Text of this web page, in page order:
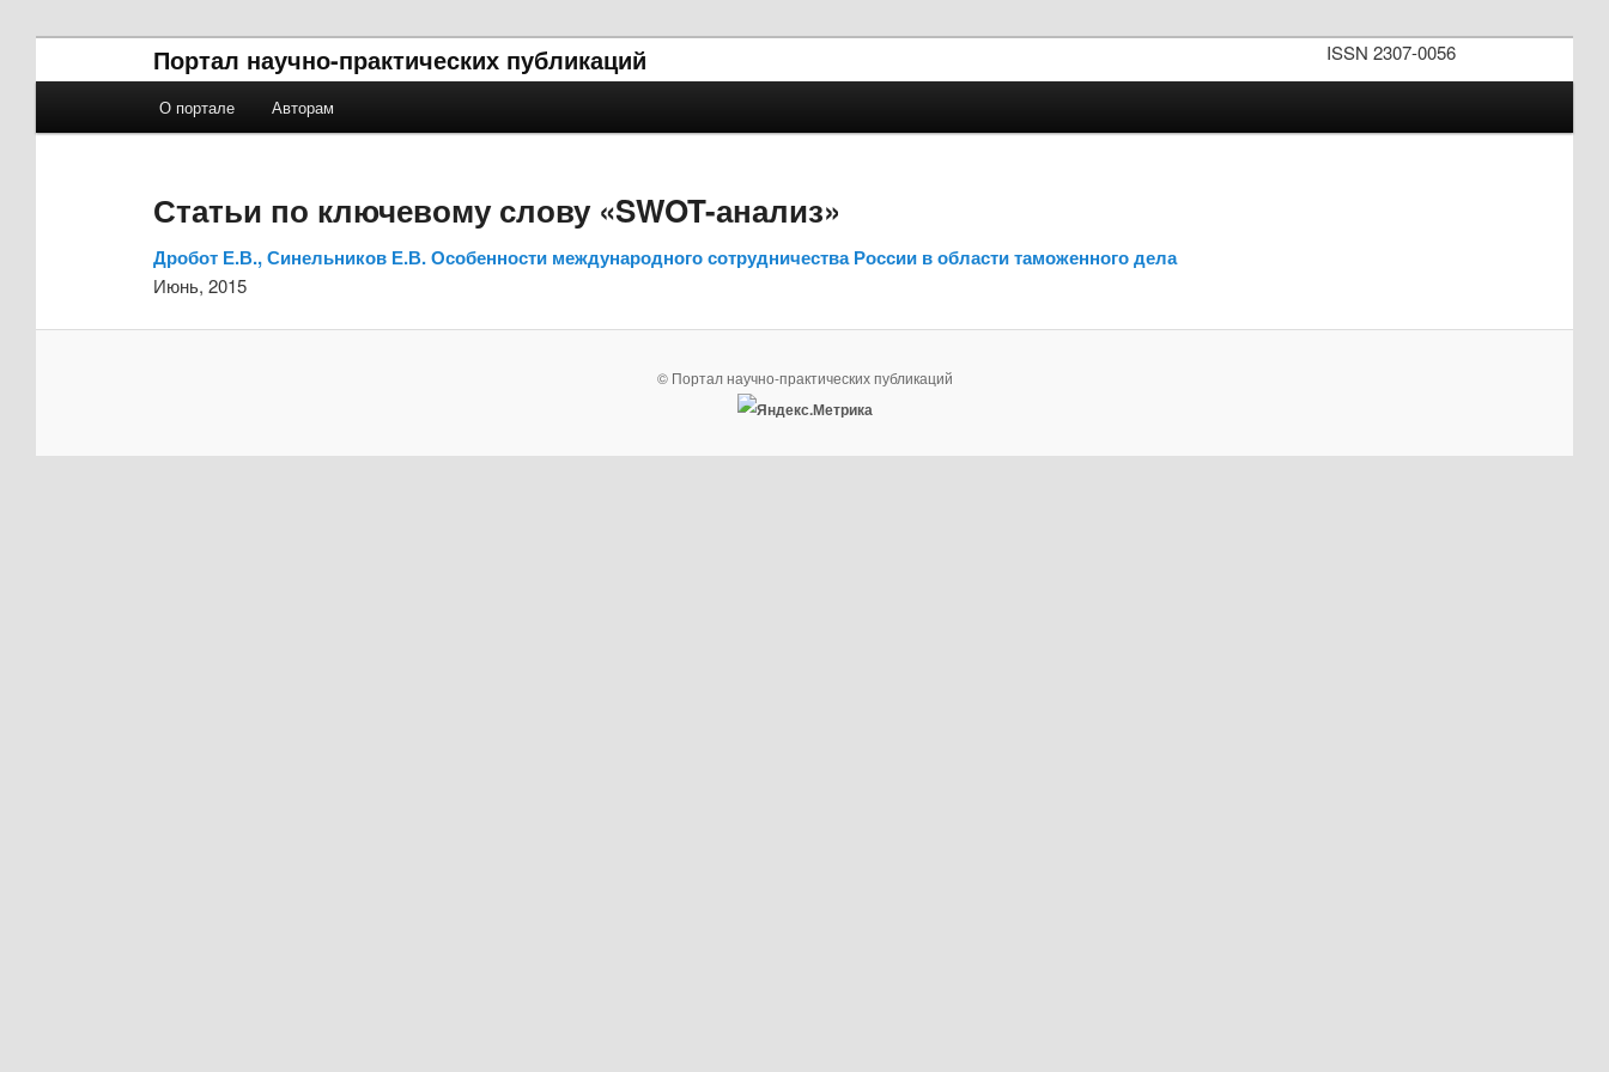
Портал научно-практических публикаций
ISSN 2307-0056
Перейти к основному содержимому
Перейти к дополнительному содержимому
О портале Авторам
Статьи по ключевому слову «SWOT-анализ»
Дробот Е.В., Синельников Е.В. Особенности международного сотрудничества России в области таможенного дела
Июнь, 2015
© Портал научно-практических публикаций